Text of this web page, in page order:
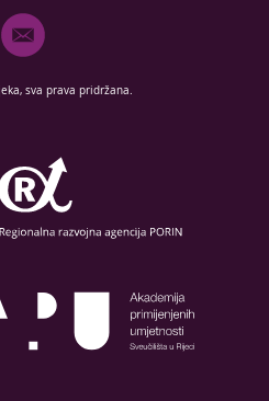
sva prava pridržana.